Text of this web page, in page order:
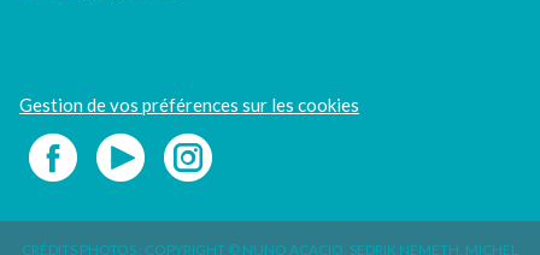
Gestion de vos préférences sur les cookies
CRÉDITS PHOTOS : COPYRIGHT © NUNO ACACIO, SEDRIK NEMETH, MICHEL